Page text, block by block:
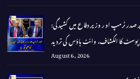
صدر ٹرمپ اور وزیر دفاع میں کشیدگی:
پوسٹ کا انکشاف، وائٹ ہاؤس کی تردید
August 6, 2026